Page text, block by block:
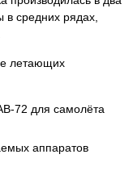
в средних рядах,
летающих
72 для самолёта
аппаратов